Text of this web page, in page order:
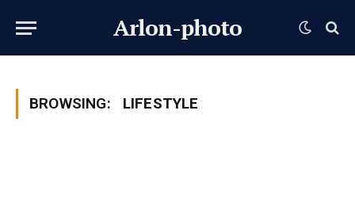
Arlon-photo
BROWSING: LIFESTYLE